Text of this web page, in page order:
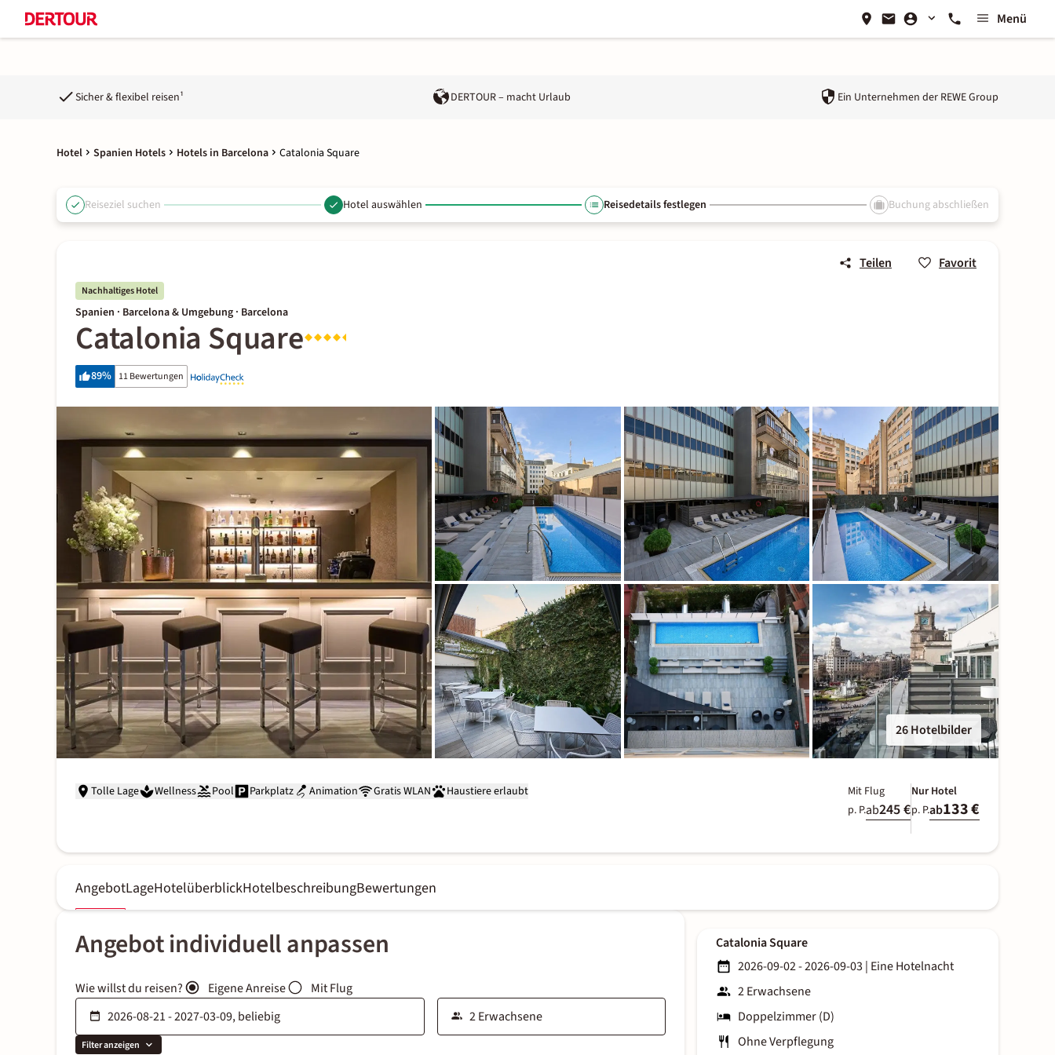
Menü
Sicher & flexibel reisen¹ DERTOUR – macht Urlaub Ein Unternehmen der REWE Group
Hotel Spanien Hotels Hotels in Barcelona Catalonia Square
Reiseziel suchen Hotel auswählen Reisedetails festlegen Buchung abschließen
Teilen Favorit
Nachhaltiges Hotel
Spanien · Barcelona & Umgebung · Barcelona
Catalonia Square
89% 11 Bewertungen
26 Hotelbilder
Tolle Lage Wellness Pool Parkplatz Animation Gratis WLAN Haustiere erlaubt
Mit Flug
p. P.ab245 €
Nur Hotel
p. P.ab133 €
AngebotLageHotelüberblickHotelbeschreibungBewertungen
Angebot individuell anpassen
Wie willst du reisen? Eigene Anreise Mit Flug
Filter anzeigen
Catalonia Square
2026-09-02 - 2026-09-03 | Eine Hotelnacht
2 Erwachsene
Doppelzimmer (D)
Ohne Verpflegung